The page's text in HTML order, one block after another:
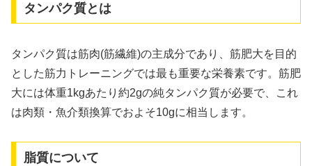
タンパク質とは
タンパク質は筋肉(筋繊維)の主成分であり、筋肥大を目的
とした筋力トレーニングでは最も重要な栄養素です。筋肥
大には体重1kgあたり約2gの純タンパク質が必要で、これ
は肉類・魚介類換算でおよそ10gに相当します。
脂質について